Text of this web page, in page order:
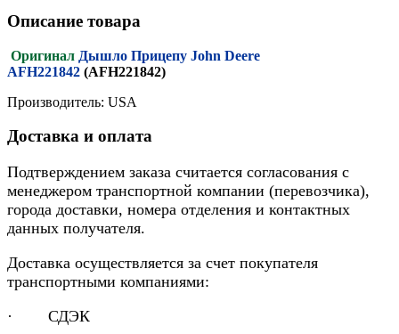
Описание товара
Оригинал Дышло Прицепу John Deere
AFH221842 (AFH221842)
Производитель: USA
Доставка и оплата
Подтверждением заказа считается согласования с
менеджером транспортной компании (перевозчика),
города доставки, номера отделения и контактных
данных получателя.
Доставка осуществляется за счет покупателя
транспортными компаниями:
· СДЭК